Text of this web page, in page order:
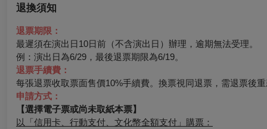
退換須知
退票期限：
最遲須在演出日10日前（不含演出日）辦理，逾期無法受理。
例：演出日為6/29，最後退票期限為6/19。
退票手續費：
每張退票收取票面售價10%手續費。換票視同退票，需退票後重
申請方式：
【選擇電子票或尚未取紙本票】
以「信用卡、行動支付、文化幣全額支付」購票：